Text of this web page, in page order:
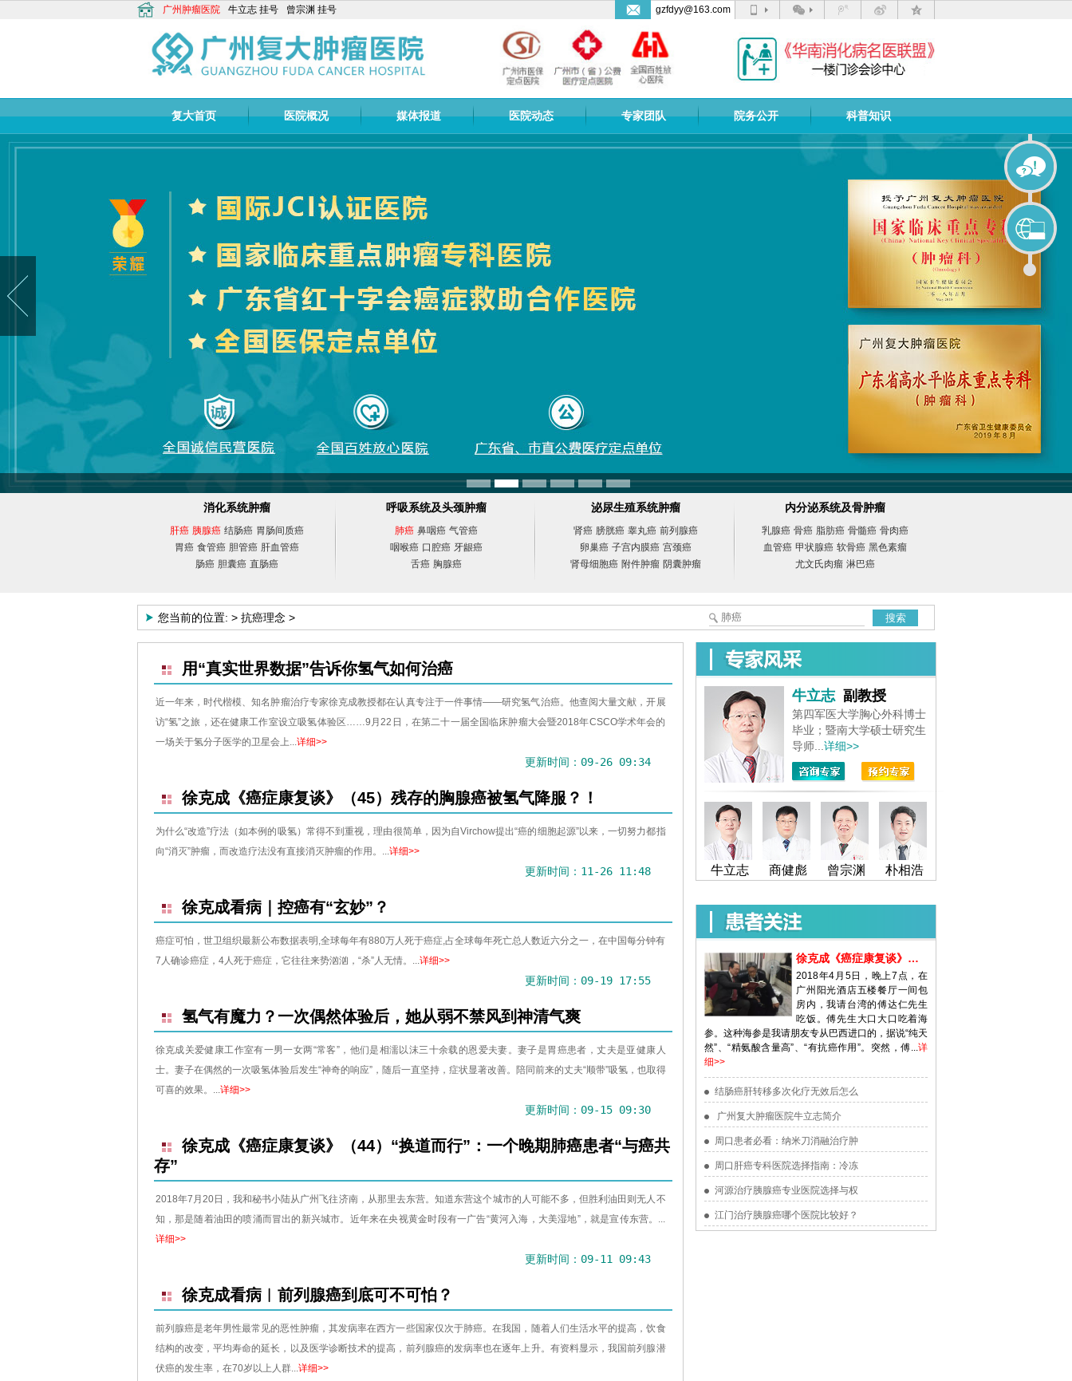
广州肿瘤医院 牛立志 挂号 曾宗渊 挂号 gzfdyy@163.com
复大首页 医院概况 媒体报道 医院动态 专家团队 院务公开 科普知识
消化系统肿瘤
肝癌 胰腺癌 结肠癌 胃肠间质癌
胃癌 食管癌 胆管癌 肝血管癌
肠癌 胆囊癌 直肠癌
呼吸系统及头颈肿瘤
肺癌 鼻咽癌 气管癌
咽喉癌 口腔癌 牙龈癌
舌癌 胸腺癌
泌尿生殖系统肿瘤
肾癌 膀胱癌 睾丸癌 前列腺癌
卵巢癌 子宫内膜癌 宫颈癌
肾母细胞癌 附件肿瘤 阴囊肿瘤
内分泌系统及骨肿瘤
乳腺癌 骨癌 脂肪癌 骨髓癌 骨肉癌
血管癌 甲状腺癌 软骨癌 黑色素瘤
尤文氏肉瘤 淋巴癌
您当前的位置: > 抗癌理念 > 搜索
用“真实世界数据”告诉你氢气如何治癌
近一年来，时代楷模、知名肿瘤治疗专家徐克成教授都在认真专注于一件事情——研究氢气治癌。他查阅大量文献，开展
访“氢”之旅，还在健康工作室设立吸氢体验区……9月22日，在第二十一届全国临床肿瘤大会暨2018年CSCO学术年会的
一场关于氢分子医学的卫星会上...详细>>
更新时间：09-26 09:34
徐克成《癌症康复谈》（45）残存的胸腺癌被氢气降服？！
为什么“改造”疗法（如本例的吸氢）常得不到重视，理由很简单，因为自Virchow提出“癌的细胞起源”以来，一切努力都指
向“消灭”肿瘤，而改造疗法没有直接消灭肿瘤的作用。...详细>>
更新时间：11-26 11:48
徐克成看病｜控癌有“玄妙”？
癌症可怕，世卫组织最新公布数据表明,全球每年有880万人死于癌症,占全球每年死亡总人数近六分之一，在中国每分钟有
7人确诊癌症，4人死于癌症，它往往来势汹汹，“杀”人无情。...详细>>
更新时间：09-19 17:55
氢气有魔力？一次偶然体验后，她从弱不禁风到神清气爽
徐克成关爱健康工作室有一男一女两“常客”，他们是相濡以沫三十余载的恩爱夫妻。妻子是胃癌患者，丈夫是亚健康人
士。妻子在偶然的一次吸氢体验后发生“神奇的响应”，随后一直坚持，症状显著改善。陪同前来的丈夫“顺带”吸氢，也取得
可喜的效果。...详细>>
更新时间：09-15 09:30
徐克成《癌症康复谈》（44）“换道而行”：一个晚期肺癌患者“与癌共
存”
2018年7月20日，我和秘书小陆从广州飞往济南，从那里去东营。知道东营这个城市的人可能不多，但胜利油田则无人不
知，那是随着油田的喷涌而冒出的新兴城市。近年来在央视黄金时段有一广告“黄河入海，大美湿地”，就是宣传东营。...
详细>>
更新时间：09-11 09:43
徐克成看病︱前列腺癌到底可不可怕？
前列腺癌是老年男性最常见的恶性肿瘤，其发病率在西方一些国家仅次于肺癌。在我国，随着人们生活水平的提高，饮食
结构的改变，平均寿命的延长，以及医学诊断技术的提高，前列腺癌的发病率也在逐年上升。有资料显示，我国前列腺潜
伏癌的发生率，在70岁以上人群...详细>>
牛立志 副教授
第四军医大学胸心外科博士
毕业；暨南大学硕士研究生
导师... 详细>>
牛立志 商健彪 曾宗渊 朴相浩
徐克成《癌症康复谈》（35）| 海
2018年4月5日，晚上7点，在
广州阳光酒店五楼餐厅一间包
房内，我请台湾的傅达仁先生
吃饭。傅先生大口大口吃着海
参。这种海参是我请朋友专从巴西进口的，据说“纯天
然”、“精氨酸含量高”、“有抗癌作用”。突然，傅... 详
细>>
结肠癌肝转移多次化疗无效后怎么
广州复大肿瘤医院牛立志简介
周口患者必看：纳米刀消融治疗肿
周口肝癌专科医院选择指南：冷冻
河源治疗胰腺癌专业医院选择与权
江门治疗胰腺癌哪个医院比较好？